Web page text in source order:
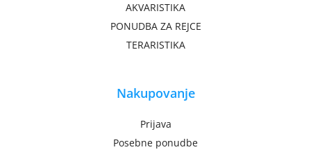
AKVARISTIKA
PONUDBA ZA REJCE
TERARISTIKA
Nakupovanje
Prijava
Posebne ponudbe